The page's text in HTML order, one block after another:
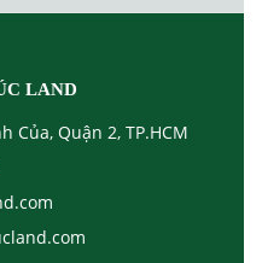
LAND
Của, Quận 2, TP.HCM